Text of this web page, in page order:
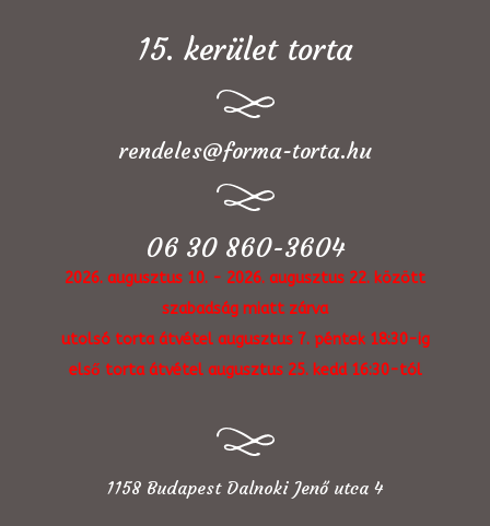
15. kerület torta
rendeles@forma-torta.hu
06 30 860-3604
2026. augusztus 10. - 2026. augusztus 22. között
szabadság miatt zárva
utolsó torta átvétel augusztus 7. péntek 18:30-ig
első torta átvétel augusztus 25. kedd 16:30-tól
1158 Budapest Dalnoki Jenő utca 4